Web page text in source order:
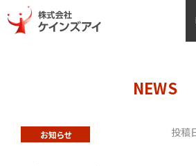
NEWS
お知らせ 投稿